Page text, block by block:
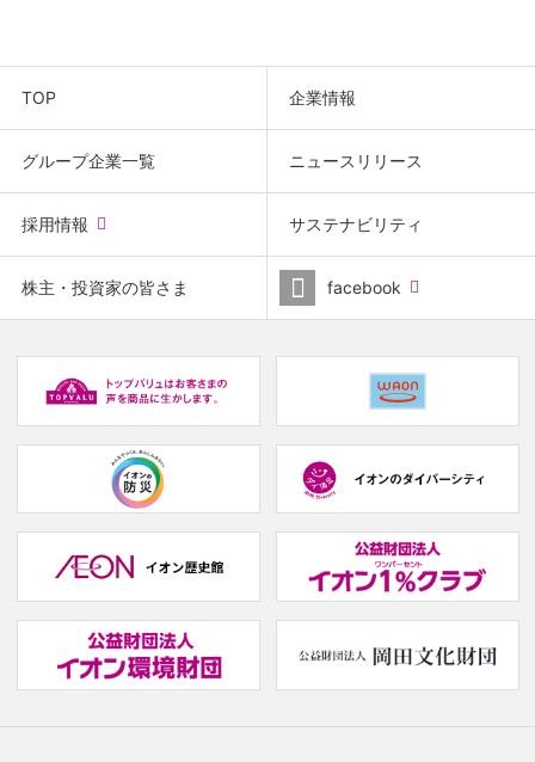
TOP 企業情報
グループ企業一覧 ニュースリリース
採用情報(new
サステナビリティ
株主・投資家の皆さま facebook (new
window.)
(new
window.)
window.)